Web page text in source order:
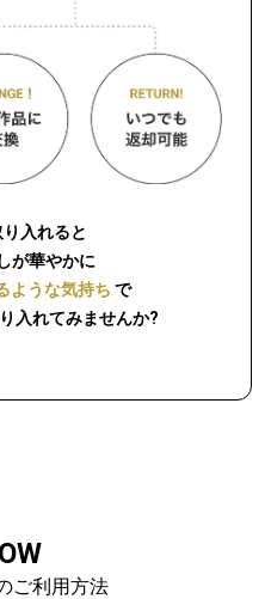
入れると
が華やかに
ような気持ち で
入れてみませんか?
ご利用方法